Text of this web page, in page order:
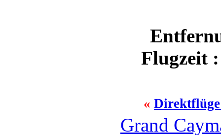
Flugzeit
«
Grand